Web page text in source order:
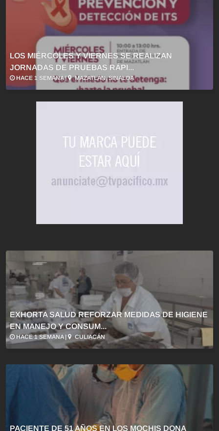
LOS MIÉRCOLES Y VIERNES SE REALIZAN
JORNADAS DE PRUEBAS RÁPI...
HACE 1 SEMANA | MAZATLÁN, SINALOA
EXHORTA SALUD REFORZAR MEDIDAS DE HIGIENE
EN MANEJO Y CONSUM...
HACE 1 SEMANA | CULIACÁN
PACIENTE DE 51 AÑOS EN LOS MOCHIS DONA